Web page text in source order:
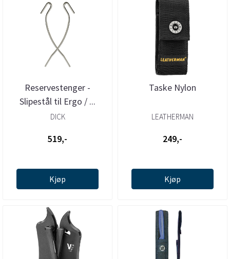
Reservestenger -
Slipestål til Ergo / ...
DICK
519,-
Kjøp
Taske Nylon
LEATHERMAN
249,-
Kjøp